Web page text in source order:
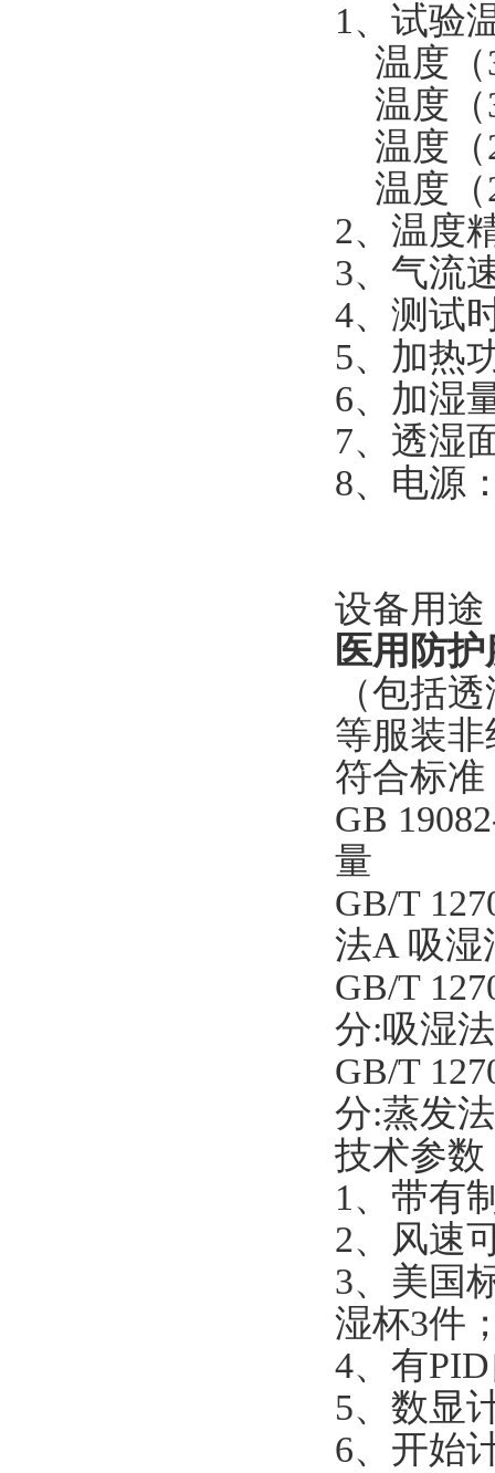
1、试验
温度（
温度（
温度（
温度（
2、温度
3、气流
4、测试
5、加热
6、加湿
7、透湿
8、电源
设备用途
医用防
（包括
等服装
符合标准
GB
量
GB/T
法A 吸
GB/T
分:吸湿
GB/T
分:蒸发法
技术参数
1、带有
2、风速
3、美国
湿杯3件
4、有
5、数显
6、开始